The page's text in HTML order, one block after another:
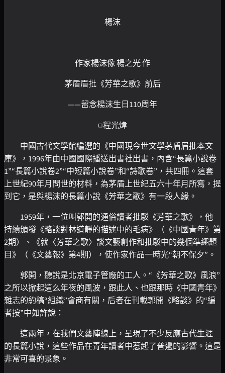
楊沫
作家楊沫像 楊之光 作
茅盾眉批《芳華之歌》前后
——留念楊沫生日110周年
□程光煒
中國古代文學館編選的《中國現今世文學茅盾眉批本文
庫》，1996年由中國國際播送出書社出書，內含“長篇小說卷
1”“長篇小說卷2”“中短篇小說卷”和“詩歌卷”，共四冊。這套
上世紀90年月問世的材料，為茅盾上世紀五六十年月所寫，提
到它，是與楊沫的長篇小說《芳華之歌》有一段人緣。
1959年，一位叫郭開的通俗讀者批駁《芳華之歌》，他
持續頒發《略談對林道靜的描述中的毛病》（《中國青年》第
2期）、《就〈芳華之歌〉談文藝創作和批駁中的幾個準繩題
目》（《文藝報》第4期），使作家作品一時光“朝不保夕”。
郭開，聽說是北京電子管廠的工人。“《芳華之歌》風浪”
之所以掀起這么年夜的風波，跟此人、也跟那時《中國青年》
雜志的約稿“組織”會商有關，后者在刊載郭開《略談》的“編
者按”中如許說：
這兩年，在我們文藝陣線上，呈現了不少反應古代生涯
的長篇小說，這些作品在青年讀者中惹起了普遍的影響。這是
非常可喜的景象。